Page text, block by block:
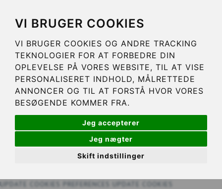
VI BRUGER COOKIES
VI BRUGER COOKIES OG ANDRE TRACKING
TEKNOLOGIER FOR AT FORBEDRE DIN
OPLEVELSE PÅ VORES WEBSITE, TIL AT VISE
PERSONALISERET INDHOLD, MÅLRETTEDE
ANNONCER OG TIL AT FORSTÅ HVOR VORES
BESØGENDE KOMMER FRA.
Jeg accepterer
Jeg nægter
Skift indstillinger
UPDATE COOKIES PREFERENCES
UPDATE COOKIES